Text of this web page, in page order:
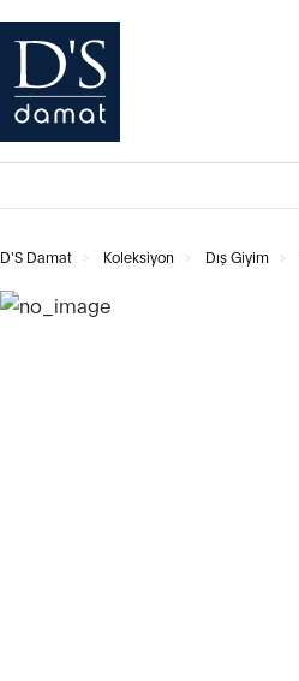
D'S Damat Koleksiyon Dış Giyim